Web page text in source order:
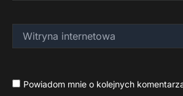
internetowa
Powiadom mnie o kolejnych